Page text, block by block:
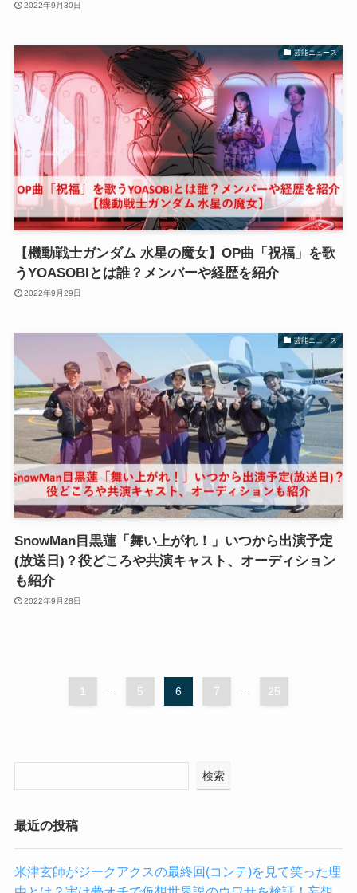
2022年9月30日
芸能ニュース
【機動戦士ガンダム 水星の魔女】OP曲「祝福」を歌
うYOASOBIとは誰？メンバーや経歴を紹介
2022年9月29日
芸能ニュース
SnowMan目黒蓮「舞い上がれ！」いつから出演予定
(放送日)？役どころや共演キャスト、オーディション
も紹介
2022年9月28日
1 ... 5 6 7 ... 25
検索
最近の投稿
米津玄師がジークアクスの最終回(コンテ)を見て笑った理